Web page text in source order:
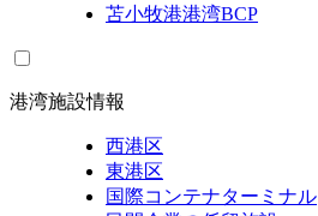
苫小牧港港湾BCP
港湾施設情報
西港区
東港区
国際コンテナターミナル